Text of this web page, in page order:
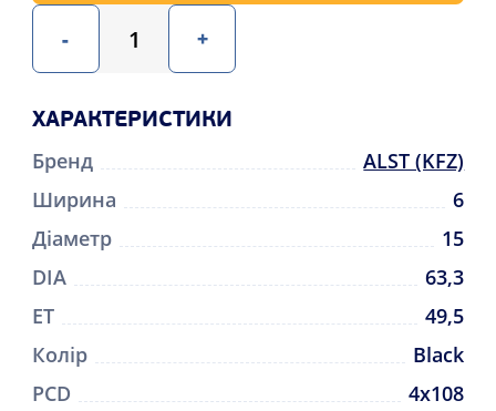
- +
ХАРАКТЕРИСТИКИ
Бренд
ALST (KFZ)
Ширина
6
Діаметр
15
DIA
63,3
ET
49,5
Колір
Black
PCD
4x108